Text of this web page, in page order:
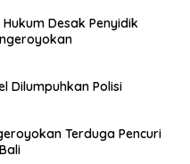
Desak Penyidik
Dilumpuhkan Polisi
Terduga Pencuri